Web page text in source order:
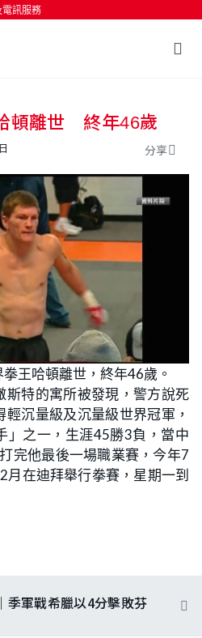
電訊服務
入鍵開始搜尋
頓離世 終年46歲
分享
拳王哈頓離世，終年46歲。
斯特的寓所被發現，警方說死
沉量級及沉量級世界冠軍，
」之一，生涯45勝3負，當中
完他最後一場職業賽，今年7
月在迪拜舉行拳賽，星期一到
季軍戰希臘以4分擊敗芬